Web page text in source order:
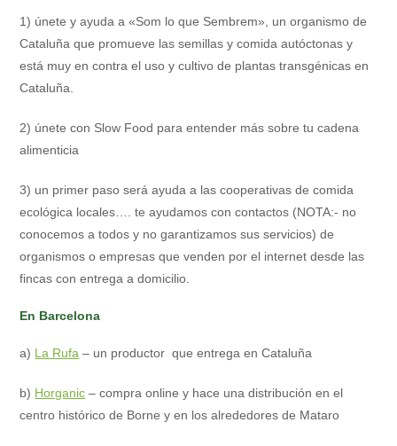
1) únete y ayuda a «Som lo que Sembrem», un organismo de
Cataluña que promueve las semillas y comida autóctonas y
está muy en contra el uso y cultivo de plantas transgénicas en
Cataluña.
2) únete con Slow Food para entender más sobre tu cadena
alimenticia
3) un primer paso será ayuda a las cooperativas de comida
ecológica locales…. te ayudamos con contactos (NOTA:- no
conocemos a todos y no garantizamos sus servicios) de
organismos o empresas que venden por el internet desde las
fincas con entrega a domicilio.
En Barcelona
a) La Rufa – un productor que entrega en Cataluña
b) Horganic – compra online y hace una distribución en el
centro histórico de Borne y en los alrededores de Mataro